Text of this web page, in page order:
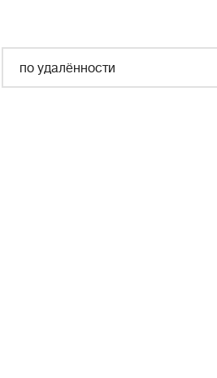
по удалённости